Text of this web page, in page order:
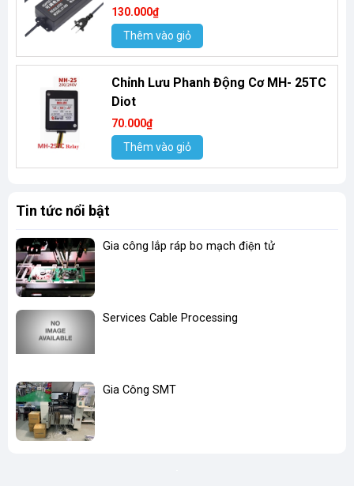
130.000₫
Thêm vào giỏ
Chỉnh Lưu Phanh Động Cơ MH- 25TC
Diot
70.000₫
Thêm vào giỏ
Tin tức nổi bật
Gia công lắp ráp bo mạch điện tử
Services Cable Processing
Gia Công SMT